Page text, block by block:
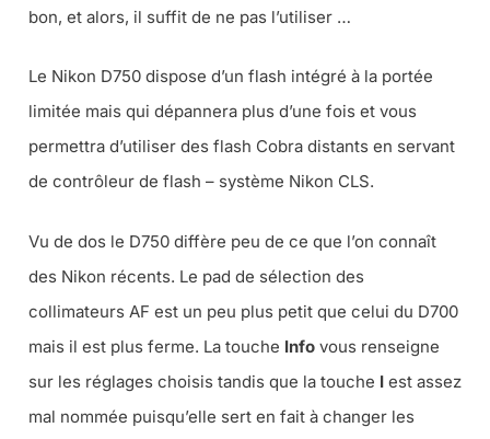
bon, et alors, il suffit de ne pas l’utiliser …
Le Nikon D750 dispose d’un flash intégré à la portée
limitée mais qui dépannera plus d’une fois et vous
permettra d’utiliser des flash Cobra distants en servant
de contrôleur de flash – système Nikon CLS.
Vu de dos le D750 diffère peu de ce que l’on connaît
des Nikon récents. Le pad de sélection des
collimateurs AF est un peu plus petit que celui du D700
mais il est plus ferme. La touche Info vous renseigne
sur les réglages choisis tandis que la touche I est assez
mal nommée puisqu’elle sert en fait à changer les